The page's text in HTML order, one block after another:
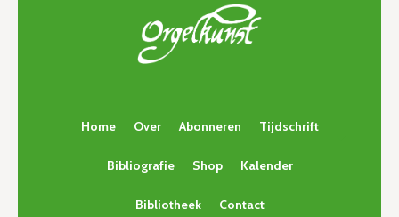
Home Over Abonneren Tijdschrift
Bibliografie Shop Kalender
Bibliotheek Contact